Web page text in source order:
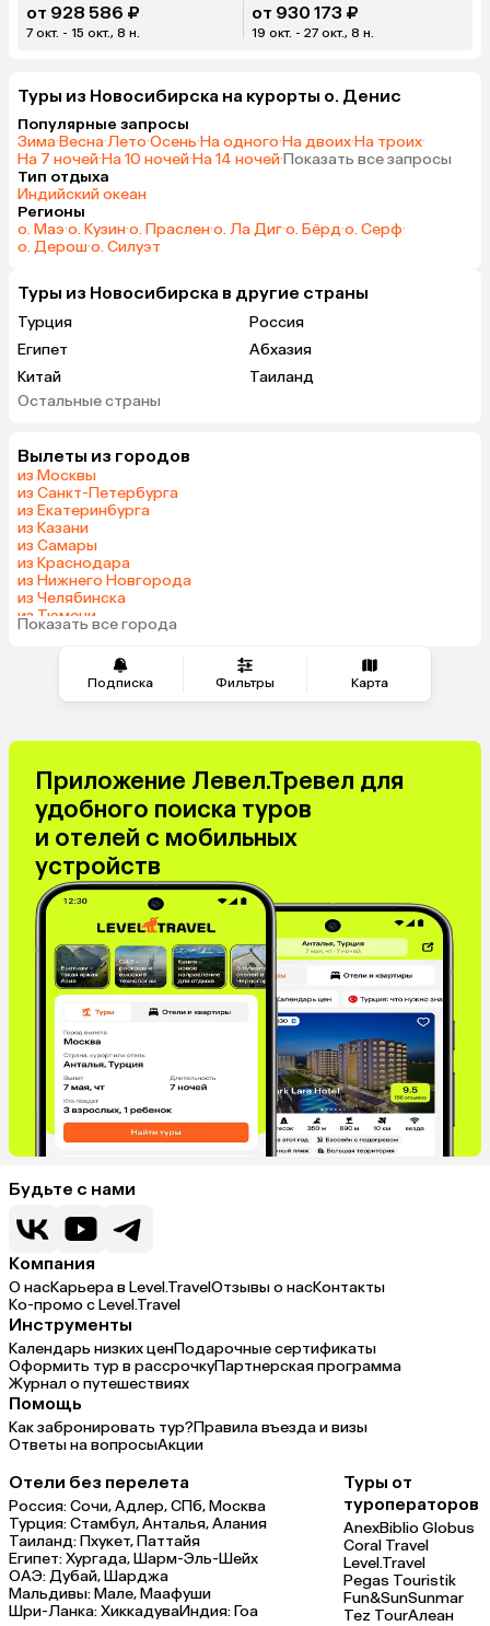
Подписка Фильтры Карта
от 928 586 ₽
7 окт. - 15 окт., 8 н.
от 930 173 ₽
19 окт. - 27 окт., 8 н.
Туры из Новосибирска на курорты о. Денис
Популярные запросы
Зима·Весна·Лето·Осень·На одного·На двоих·На троих·
На 7 ночей·На 10 ночей·На 14 ночей·Показать все запросы
Тип отдыха
Индийский океан
Регионы
о. Маэ·о. Кузин·о. Праслен·о. Ла Диг·о. Бёрд·о. Серф·
о. Дерош·о. Силуэт
Туры из Новосибирска в другие страны
Турция
Россия
Египет
Абхазия
Китай
Таиланд
Вьетнам
Армения
Казахстан
Узбекистан
Сербия
Киргизия
Саудовская Аравия
Венгрия
Остальные страны
Вылеты из городов
из Москвы
из Санкт-Петербурга
из Екатеринбурга
из Казани
из Самары
из Краснодара
из Нижнего Новгорода
из Челябинска
из Тюмени
из Минеральных Вод
Показать все города
Приложение Левел.Тревел для
удобного поиска туров
и отелей с мобильных
устройств
Будьте с нами
Компания
О насКарьера в Level.TravelОтзывы о насКонтакты
Ко-промо с Level.Travel
Инструменты
Календарь низких ценПодарочные сертификаты
Оформить тур в рассрочкуПартнерская программа
Журнал о путешествиях
Помощь
Как забронировать тур?Правила въезда и визы
Ответы на вопросыАкции
Отели без перелета
Россия:Сочи,Адлер,СПб,Москва
Турция:Стамбул,Анталья,Алания
Таиланд:Пхукет,Паттайя
Египет:Хургада,Шарм-Эль-Шейх
ОАЭ:Дубай,Шарджа
Мальдивы:Мале,Маафуши
Шри-Ланка:ХиккадуваИндия:Гоа
Туры от
туроператоров
AnexBiblio Globus
Coral Travel
Level.Travel
Pegas Touristik
Fun&SunSunmar
Tez TourАлеан